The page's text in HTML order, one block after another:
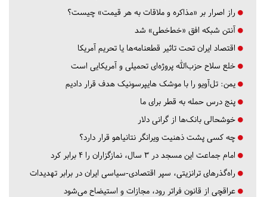
راز اصرار بر «مذاکره و ملاقات به هر قیمت» چیست؟
آنتن شبکه افق «خط‌خطی» شد
اقتصاد ایران تحت تاثیر قطعنامه‌ها یا تحریم‌ آمریکا
خلع سلاح حزب‌الله پروژه‌ای تحمیلی و آمریکایی است
یمن: تل‌آویو را با موشک هایپرسونیک هدف قرار دادیم
پنج درس‌ حمله به قطر برای ما
خوشحالی بانک‌ها از گرانی دلار
چه کسی پشت ذهنیت ویرانگر نتانیاهو قرار دارد؟
امام جماعت این مسجد در ۳ سال، نمازگزاران را ۴ برابر کرد
راه‌گذرهای ترانزیتی، سپر اقتصادی-سیاسی ایران در برابر تهدیدات
عراقچی از قانون فراتر رود، مجازات و استیضاح می‌شود